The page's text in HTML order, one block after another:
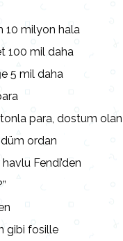
10 milyon hala
100 mil daha
5 mil daha
para, dostum
ordan
Fendi’den
gibi fosille